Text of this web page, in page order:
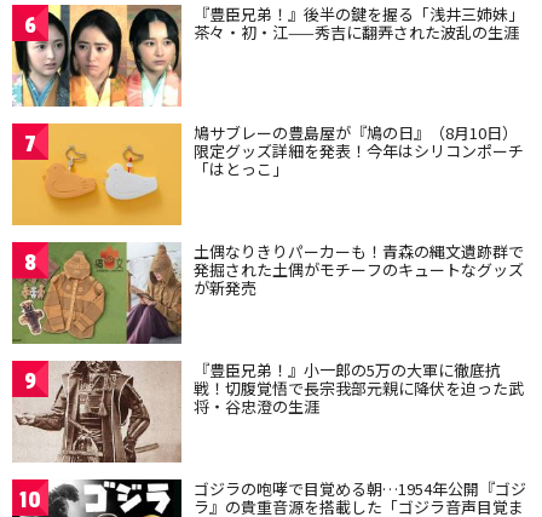
6 『豊臣兄弟！』後半の鍵を握る「浅井三姉妹」
茶々・初・江——秀吉に翻弄された波乱の生涯
7 鳩サブレーの豊島屋が『鳩の日』（8月10日）
限定グッズ詳細を発表！今年はシリコンポーチ
「はとっこ」
8 土偶なりきりパーカーも！青森の縄文遺跡群で
発掘された土偶がモチーフのキュートなグッズ
が新発売
9 『豊臣兄弟！』小一郎の5万の大軍に徹底抗
戦！切腹覚悟で長宗我部元親に降伏を迫った武
将・谷忠澄の生涯
10 ゴジラの咆哮で目覚める朝…1954年公開『ゴジ
ラ』の貴重音源を搭載した「ゴジラ音声目覚ま